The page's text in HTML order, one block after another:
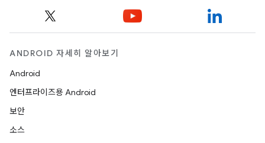
ANDROID 자세히 알아보기
Android
엔터프라이즈용 Android
보안
소스